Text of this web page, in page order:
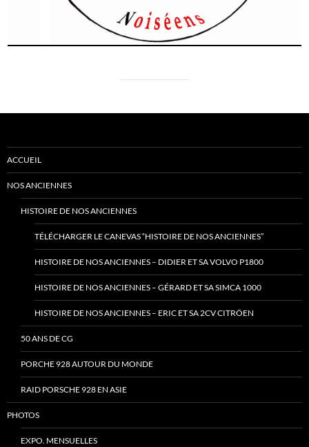
ACCUEIL
NOS ANCIENNES
HISTOIRE DE NOS ANCIENNES
TÉLÉCHARGER LE CANEVAS “HISTOIRE DE NOS ANCIENNES”
HISTOIRE DE NOS ANCIENNES – DIDIER ET SA VOLVO P1800
HISTOIRE DE NOS ANCIENNES – GÉRARD ET SA SIMCA 1000
HISTOIRE DE NOS ANCIENNES – ERIC ET SA 2CV CITRÖEN
50 ANS DE CG
PORCHE 928 AUTOUR DU MONDE
RAID PORSCHE 928 EN ASIE
PHOTOS
EXPO. MENSUELLES